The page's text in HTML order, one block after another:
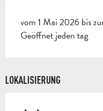
vom 1 Mai 2026 bis
Geöffnet jeden tag
LOKALISIERUNG